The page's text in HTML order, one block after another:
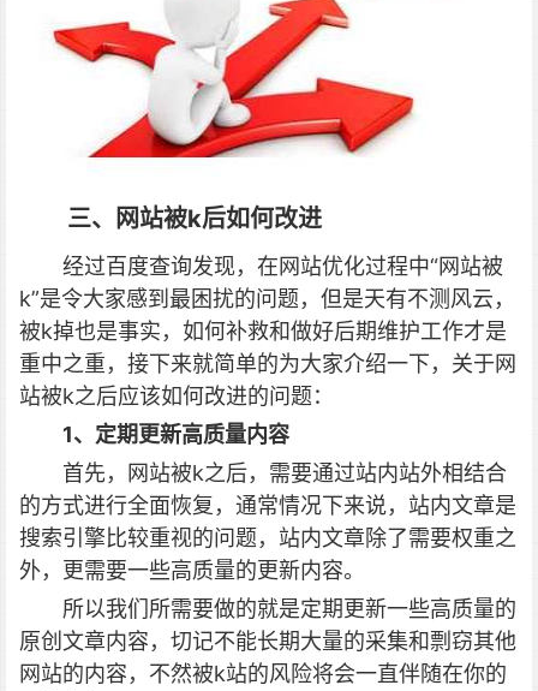
三、网站被k后如何改进
经过百度查询发现，在网站优化过程中“网站被
k”是令大家感到最困扰的问题，但是天有不测风云，
被k掉也是事实，如何补救和做好后期维护工作才是
重中之重，接下来就简单的为大家介绍一下，关于网
站被k之后应该如何改进的问题：
1、定期更新高质量内容
首先，网站被k之后，需要通过站内站外相结合
的方式进行全面恢复，通常情况下来说，站内文章是
搜索引擎比较重视的问题，站内文章除了需要权重之
外，更需要一些高质量的更新内容。
所以我们所需要做的就是定期更新一些高质量的
原创文章内容，切记不能长期大量的采集和剽窃其他
网站的内容，不然被k站的风险将会一直伴随在你的